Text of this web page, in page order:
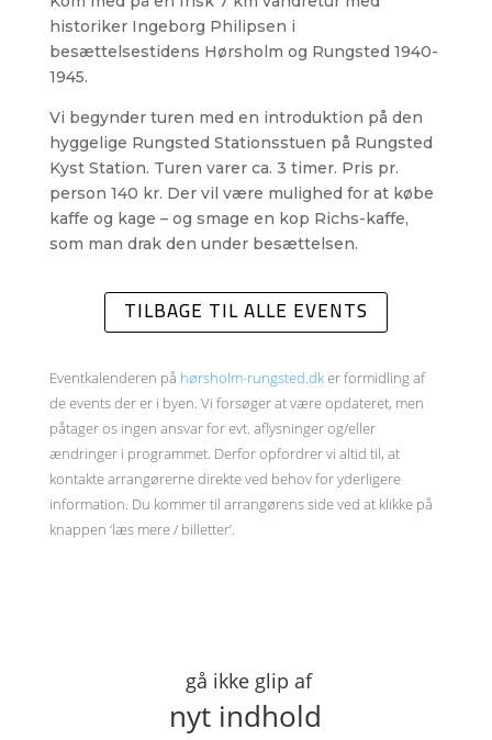
historiker Ingeborg Philipsen i
besættelsestidens Hørsholm og Rungsted 1940-
1945.
Vi begynder turen med en introduktion på den
hyggelige Rungsted Stationsstuen på Rungsted
Kyst Station. Turen varer ca. 3 timer. Pris pr.
person 140 kr. Der vil være mulighed for at købe
kaffe og kage – og smage en kop Richs-kaffe,
som man drak den under besættelsen.
TILBAGE TIL ALLE EVENTS
Eventkalenderen på hørsholm-rungsted.dker formidling af
de events der er i byen. Vi forsøger at være opdateret, men
påtager os ingen ansvar for evt. aflysninger og/eller
ændringer i programmet. Derfor opfordrer vi altid til, at
kontakte arrangørerne direkte ved behov for yderligere
information. Du kommer til arrangørens side ved at klikke på
knappen ‘læs mere / billetter’.
gå ikke glip af
nyt indhold